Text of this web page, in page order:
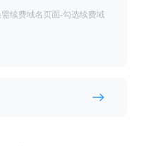
续费域名页面-勾选续费域